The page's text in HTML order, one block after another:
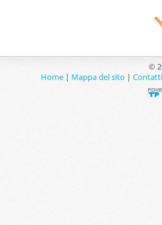
©
Home | Mappa del sito | Contatti